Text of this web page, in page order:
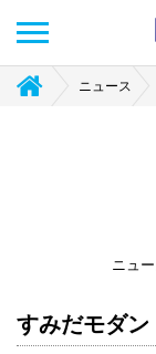
ニュース
ニュ
すみだモダン